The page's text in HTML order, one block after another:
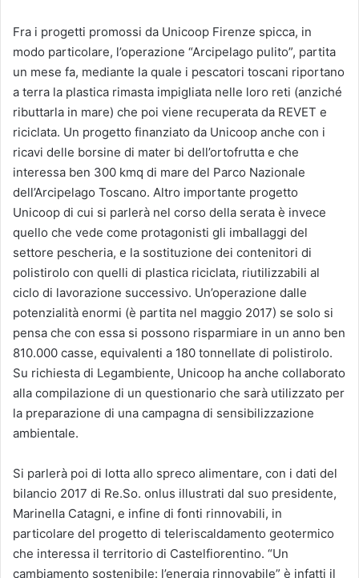
Fra i progetti promossi da Unicoop Firenze spicca, in
modo particolare, l’operazione “Arcipelago pulito”, partita
un mese fa, mediante la quale i pescatori toscani riportano
a terra la plastica rimasta impigliata nelle loro reti (anziché
ributtarla in mare) che poi viene recuperata da REVET e
riciclata. Un progetto finanziato da Unicoop anche con i
ricavi delle borsine di mater bi dell’ortofrutta e che
interessa ben 300 kmq di mare del Parco Nazionale
dell’Arcipelago Toscano. Altro importante progetto
Unicoop di cui si parlerà nel corso della serata è invece
quello che vede come protagonisti gli imballaggi del
settore pescheria, e la sostituzione dei contenitori di
polistirolo con quelli di plastica riciclata, riutilizzabili al
ciclo di lavorazione successivo. Un’operazione dalle
potenzialità enormi (è partita nel maggio 2017) se solo si
pensa che con essa si possono risparmiare in un anno ben
810.000 casse, equivalenti a 180 tonnellate di polistirolo.
Su richiesta di Legambiente, Unicoop ha anche collaborato
alla compilazione di un questionario che sarà utilizzato per
la preparazione di una campagna di sensibilizzazione
ambientale.
Si parlerà poi di lotta allo spreco alimentare, con i dati del
bilancio 2017 di Re.So. onlus illustrati dal suo presidente,
Marinella Catagni, e infine di fonti rinnovabili, in
particolare del progetto di teleriscaldamento geotermico
che interessa il territorio di Castelfiorentino. “Un
cambiamento sostenibile: l’energia rinnovabile” è infatti il